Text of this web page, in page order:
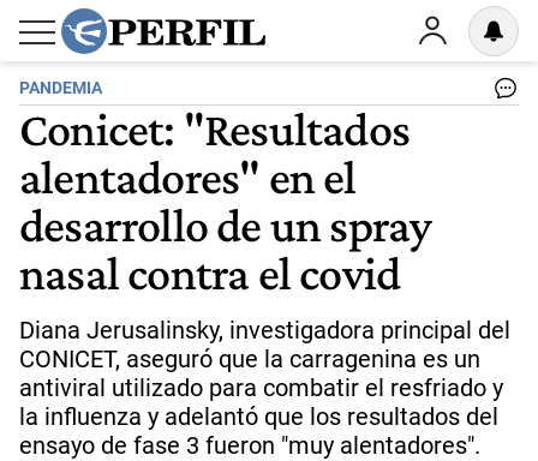
PANDEMIA
Conicet: "Resultados
alentadores" en el
desarrollo de un spray
nasal contra el covid
Diana Jerusalinsky, investigadora principal del
CONICET, aseguró que la carragenina es un
antiviral utilizado para combatir el resfriado y
la influenza y adelantó que los resultados del
ensayo de fase 3 fueron "muy alentadores".